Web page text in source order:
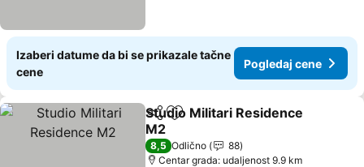
Izaberi datume da bi se prikazale tačne
cene
Pogledaj cene
Deli Dodati u favorite
Studio Militari Residence
M2
Pogledaj cene
8,5 Odlično
88
Centar grada: udaljenost 9.9 km